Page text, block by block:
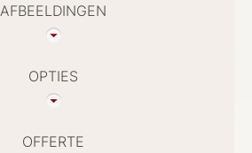
AFBEELDINGEN
OPTIES
OFFERTE